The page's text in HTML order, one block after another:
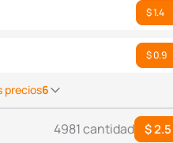
$ 1.4
$ 0.9
precios6
4981 cantidad $ 2.5